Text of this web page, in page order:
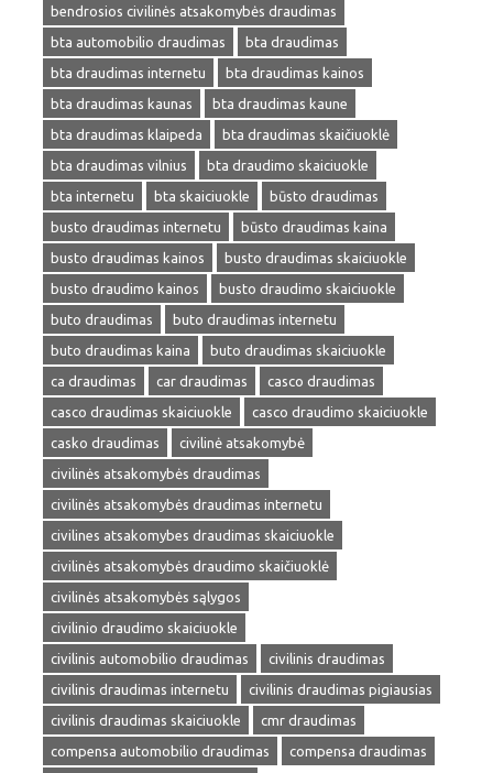
bendrosios civilinės atsakomybės draudimas
bta automobilio draudimas
bta draudimas
bta draudimas internetu
bta draudimas kainos
bta draudimas kaunas
bta draudimas kaune
bta draudimas klaipeda
bta draudimas skaičiuoklė
bta draudimas vilnius
bta draudimo skaiciuokle
bta internetu
bta skaiciuokle
būsto draudimas
busto draudimas internetu
būsto draudimas kaina
busto draudimas kainos
busto draudimas skaiciuokle
busto draudimo kainos
busto draudimo skaiciuokle
buto draudimas
buto draudimas internetu
buto draudimas kaina
buto draudimas skaiciuokle
ca draudimas
car draudimas
casco draudimas
casco draudimas skaiciuokle
casco draudimo skaiciuokle
casko draudimas
civilinė atsakomybė
civilinės atsakomybės draudimas
civilinės atsakomybės draudimas internetu
civilines atsakomybes draudimas skaiciuokle
civilinės atsakomybės draudimo skaičiuoklė
civilinės atsakomybės sąlygos
civilinio draudimo skaiciuokle
civilinis automobilio draudimas
civilinis draudimas
civilinis draudimas internetu
civilinis draudimas pigiausias
civilinis draudimas skaiciuokle
cmr draudimas
compensa automobilio draudimas
compensa draudimas